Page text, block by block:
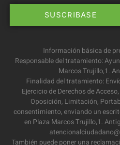
Información básica de
Responsable del tratamiento:
Marcos Trujillo,1.
Finalidad del tratamiento:
Ejercicio de Derechos de
Oposición, Limitación,
consentimiento, enviando un
en Plaza Marcos Trujillo,1.
También puede poner una